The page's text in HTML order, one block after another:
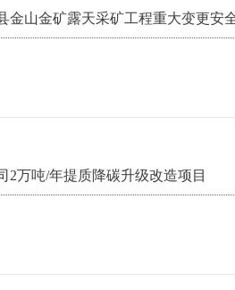
金山金矿露天采矿工程重大变更安
2万吨/年提质降碳升级改造项目